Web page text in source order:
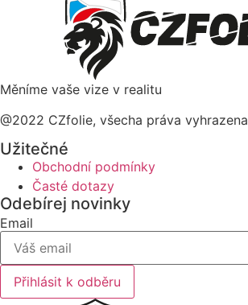
Měníme vaše vize v realitu
@2022 CZfolie, všecha práva vyhrazena
Užitečné
Obchodní podmínky
Časté dotazy
Odebírej novinky
Email
Přihlásit k odběru